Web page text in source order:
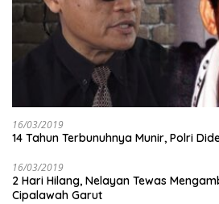
16/03/2019
14 Tahun Terbunuhnya Munir, Polri
16/03/2019
2 Hari Hilang, Nelayan Tewas
Cipalawah Garut